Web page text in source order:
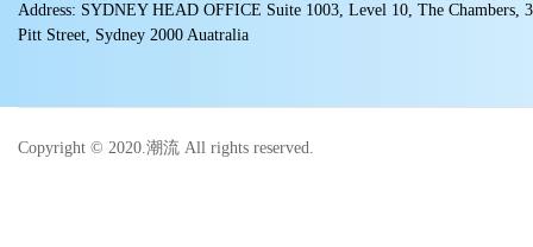
Address: SYDNEY HEAD OFFICE Suite 1003, Level 10, The Chambers,
Pitt Street, Sydney 2000 Auatralia
Copyright © 2020.潮流 All rights reserved.